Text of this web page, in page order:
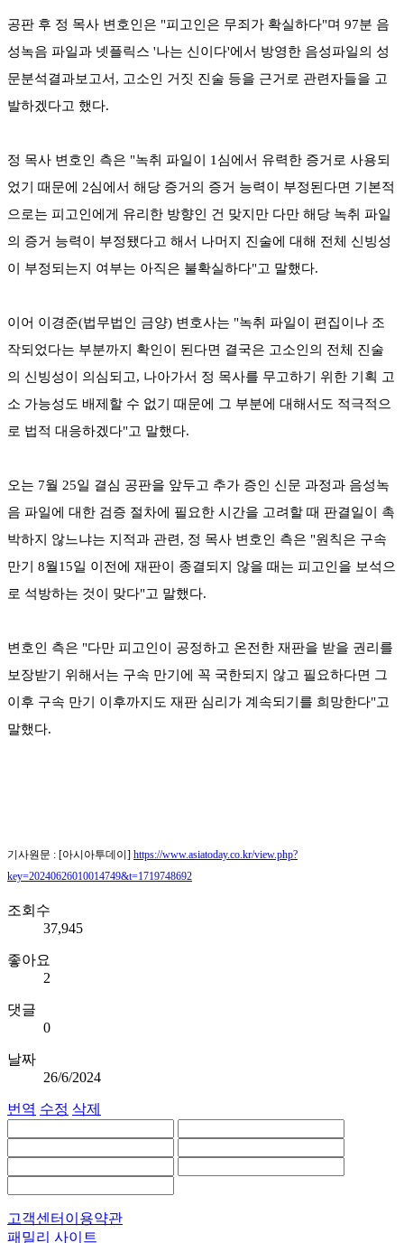
공판 후 정 목사 변호인은 "피고인은 무죄가 확실하다"며 97분 음
성녹음 파일과 넷플릭스 '나는 신이다'에서 방영한 음성파일의 성
문분석결과보고서, 고소인 거짓 진술 등을 근거로 관련자들을 고
발하겠다고 했다.
정 목사 변호인 측은 "녹취 파일이 1심에서 유력한 증거로 사용되
었기 때문에 2심에서 해당 증거의 증거 능력이 부정된다면 기본적
으로는 피고인에게 유리한 방향인 건 맞지만 다만 해당 녹취 파일
의 증거 능력이 부정됐다고 해서 나머지 진술에 대해 전체 신빙성
이 부정되는지 여부는 아직은 불확실하다"고 말했다.
이어 이경준(법무법인 금양) 변호사는 "녹취 파일이 편집이나 조
작되었다는 부분까지 확인이 된다면 결국은 고소인의 전체 진술
의 신빙성이 의심되고, 나아가서 정 목사를 무고하기 위한 기획 고
소 가능성도 배제할 수 없기 때문에 그 부분에 대해서도 적극적으
로 법적 대응하겠다"고 말했다.
오는 7월 25일 결심 공판을 앞두고 추가 증인 신문 과정과 음성녹
음 파일에 대한 검증 절차에 필요한 시간을 고려할 때 판결일이 촉
박하지 않느냐는 지적과 관련, 정 목사 변호인 측은 "원칙은 구속
만기 8월15일 이전에 재판이 종결되지 않을 때는 피고인을 보석으
로 석방하는 것이 맞다"고 말했다.
변호인 측은 "다만 피고인이 공정하고 온전한 재판을 받을 권리를
보장받기 위해서는 구속 만기에 꼭 국한되지 않고 필요하다면 그
이후 구속 만기 이후까지도 재판 심리가 계속되기를 희망한다"고
말했다.
기사원문 : [아시아투데이] https://www.asiatoday.co.kr/view.php?
key=20240626010014749&t=1719748692
조회수
37,945
좋아요
2
댓글
0
날짜
26/6/2024
번역 수정 삭제
고객센터 이용약관
패밀리 사이트